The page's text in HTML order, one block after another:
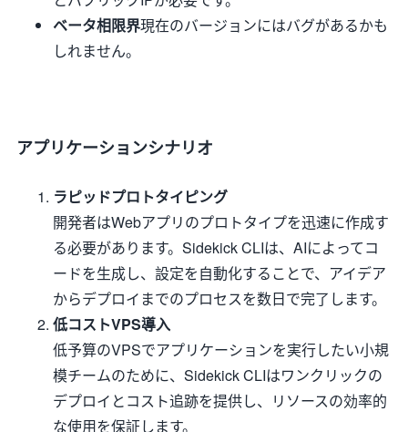
ベータ相限界現在のバージョンにはバグがあるかも
しれません。
アプリケーションシナリオ
ラピッドプロトタイピング
開発者はWebアプリのプロトタイプを迅速に作成す
る必要があります。Sidekick CLIは、AIによってコ
ードを生成し、設定を自動化することで、アイデア
からデプロイまでのプロセスを数日で完了します。
低コストVPS導入
低予算のVPSでアプリケーションを実行したい小規
模チームのために、Sidekick CLIはワンクリックの
デプロイとコスト追跡を提供し、リソースの効率的
な使用を保証します。